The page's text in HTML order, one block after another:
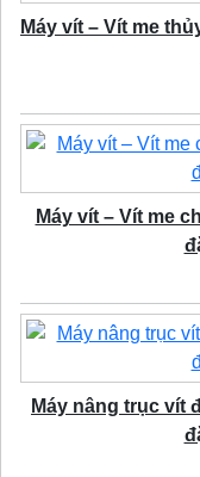
Máy vít – Vít me
Máy vít – Vít me
Máy nâng trục vít